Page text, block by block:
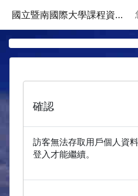
國立暨南國際大學課程資訊網
確認
訪客無法存取用戶個人資
登入才能繼續。